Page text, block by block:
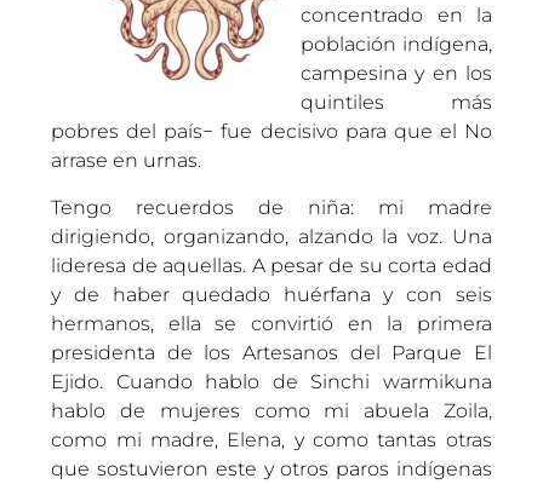
concentrado en la
población indígena,
campesina y en los
quintiles más
pobres del país− fue decisivo para que el No
arrase en urnas.
Tengo recuerdos de niña: mi madre
dirigiendo, organizando, alzando la voz. Una
lideresa de aquellas. A pesar de su corta edad
y de haber quedado huérfana y con seis
hermanos, ella se convirtió en la primera
presidenta de los Artesanos del Parque El
Ejido. Cuando hablo de Sinchi warmikuna
hablo de mujeres como mi abuela Zoila,
como mi madre, Elena, y como tantas otras
que sostuvieron este y otros paros indígenas